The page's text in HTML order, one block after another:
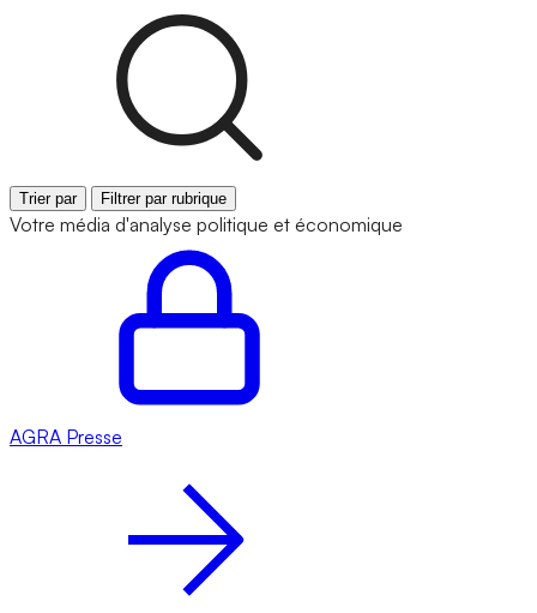
Trier par Filtrer par rubrique
Votre média d'analyse politique et économique
AGRA Presse